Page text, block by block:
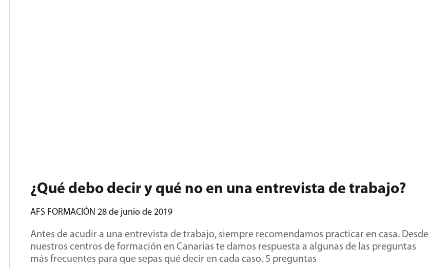
¿Qué debo decir y qué no en una entrevista de trabajo?
AFS FORMACIÓN 28 de junio de 2019
Antes de acudir a una entrevista de trabajo, siempre recomendamos practicar en casa. Desde
nuestros centros de formación en Canarias te damos respuesta a algunas de las preguntas
más frecuentes para que sepas qué decir en cada caso. 5 preguntas